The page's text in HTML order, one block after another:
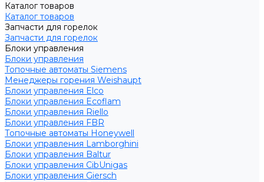
Каталог товаров
Каталог товаров
Запчасти для горелок
Запчасти для горелок
Блоки управления
Блоки управления
Топочные автоматы Siemens
Менеджеры горения Weishaupt
Блоки управления Elco
Блоки управления Ecoflam
Блоки управления Riello
Блоки управления FBR
Топочные автоматы Honeywell
Блоки управления Lamborghini
Блоки управления Baltur
Блоки управления CibUnigas
Блоки управления Giersch